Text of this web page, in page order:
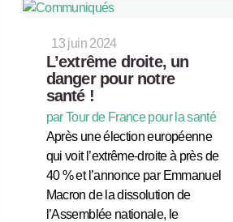
13 juin 2024
L’extrême droite, un
danger pour notre
santé !
par Tour de France pour la santé
Après une élection européenne
qui voit l’extrême-droite à près de
40 % et l’annonce par Emmanuel
Macron de la dissolution de
l’Assemblée nationale, le